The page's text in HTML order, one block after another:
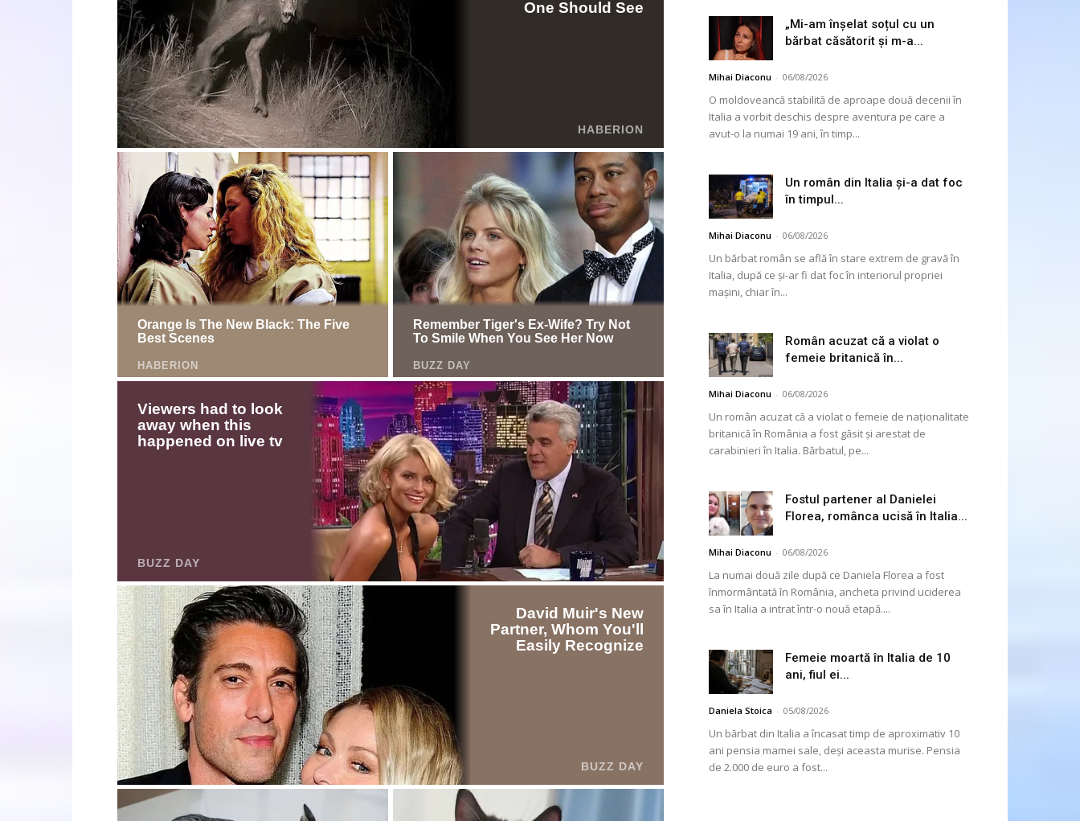
„Mi-am înșelat soțul cu un
bărbat căsătorit și m-a...
Mihai Diaconu - 06/08/2026
O moldoveancă stabilită de aproape două decenii în
Italia a vorbit deschis despre aventura pe care a
avut-o la numai 19 ani, în timp...
Un român din Italia și-a dat foc
în timpul...
Mihai Diaconu - 06/08/2026
Un bărbat român se află în stare extrem de gravă în
Italia, după ce și-ar fi dat foc în interiorul propriei
mașini, chiar în...
Român acuzat că a violat o
femeie britanică în...
Mihai Diaconu - 06/08/2026
Un român acuzat că a violat o femeie de naționalitate
britanică în România a fost găsit și arestat de
carabinieri în Italia. Bărbatul, pe...
Fostul partener al Danielei
Florea, românca ucisă în Italia...
Mihai Diaconu - 06/08/2026
La numai două zile după ce Daniela Florea a fost
înmormântată în România, ancheta privind uciderea
sa în Italia a intrat într-o nouă etapă....
Femeie moartă în Italia de 10
ani, fiul ei...
Daniela Stoica - 05/08/2026
Un bărbat din Italia a încasat timp de aproximativ 10
ani pensia mamei sale, deși aceasta murise. Pensia
de 2.000 de euro a fost...